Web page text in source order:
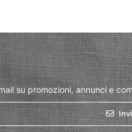
su promozioni, annunci e